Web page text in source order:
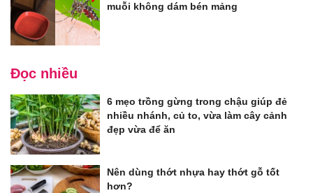
muỗi không dám bén mảng
Đọc nhiều
6 mẹo trồng gừng trong chậu giúp đẻ
nhiều nhánh, củ to, vừa làm cây cảnh
đẹp vừa để ăn
Nên dùng thớt nhựa hay thớt gỗ tốt
hơn?